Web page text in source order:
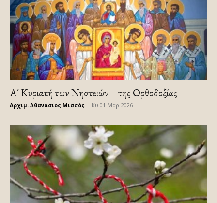
Α΄ Κυριακή των Νηστειών – της Ορθοδοξίας
Αρχιμ. Αθανάσιος Μισσός Κυ 01-Μαρ-2026